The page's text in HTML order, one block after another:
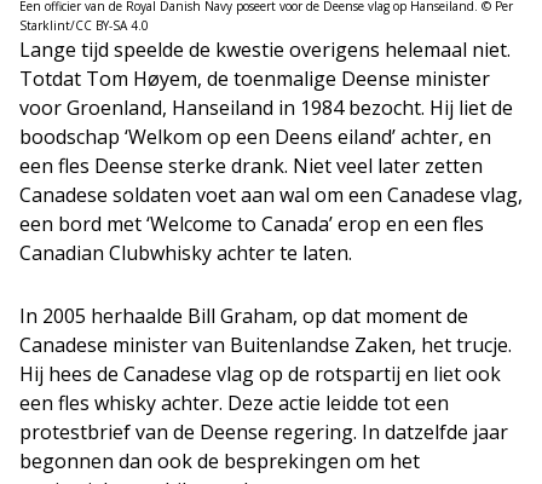
Een officier van de Royal Danish Navy poseert voor de Deense vlag op Hanseiland. © Per
Starklint/CC BY-SA 4.0
Lange tijd speelde de kwestie overigens helemaal niet.
Totdat Tom Høyem, de toenmalige Deense minister
voor Groenland, Hanseiland in 1984 bezocht. Hij liet de
boodschap ‘Welkom op een Deens eiland’ achter, en
een fles Deense sterke drank. Niet veel later zetten
Canadese soldaten voet aan wal om een Canadese vlag,
een bord met ‘Welcome to Canada’ erop en een fles
Canadian Clubwhisky achter te laten.
In 2005 herhaalde Bill Graham, op dat moment de
Canadese minister van Buitenlandse Zaken, het trucje.
Hij hees de Canadese vlag op de rotspartij en liet ook
een fles whisky achter. Deze actie leidde tot een
protestbrief van de Deense regering. In datzelfde jaar
begonnen dan ook de besprekingen om het